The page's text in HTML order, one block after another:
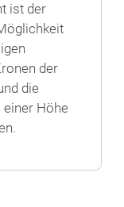
ist der
der
die
einer Höhe